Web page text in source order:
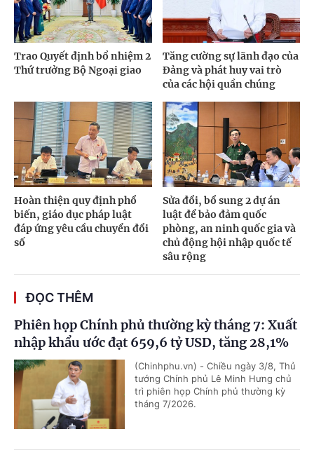
Trao Quyết định bổ nhiệm 2
Thứ trưởng Bộ Ngoại giao
Tăng cường sự lãnh đạo của
Đảng và phát huy vai trò
của các hội quần chúng
Hoàn thiện quy định phổ
biến, giáo dục pháp luật
đáp ứng yêu cầu chuyển đổi
số
Sửa đổi, bổ sung 2 dự án
luật để bảo đảm quốc
phòng, an ninh quốc gia và
chủ động hội nhập quốc tế
sâu rộng
ĐỌC THÊM
Phiên họp Chính phủ thường kỳ tháng 7: Xuất
nhập khẩu ước đạt 659,6 tỷ USD, tăng 28,1%
(Chinhphu.vn) - Chiều ngày 3/8, Thủ
tướng Chính phủ Lê Minh Hưng chủ
trì phiên họp Chính phủ thường kỳ
tháng 7/2026.